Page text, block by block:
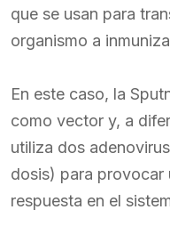
que se usan para
organismo a
En este caso, la
como vector y, a
utiliza dos
dosis) para provocar
respuesta en el